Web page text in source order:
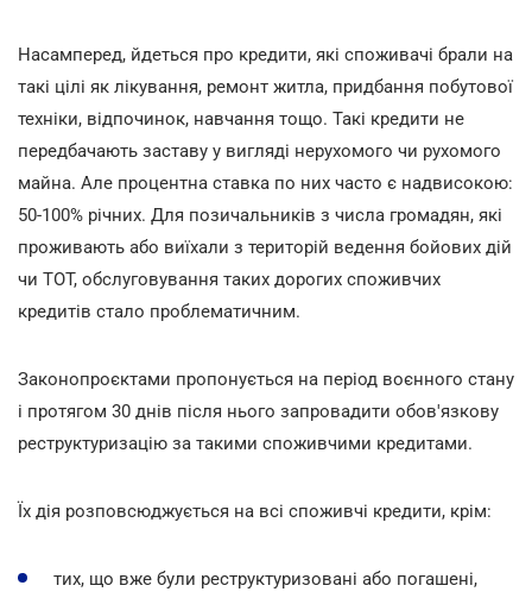
Насамперед, йдеться про кредити, які споживачі брали на
такі цілі як лікування, ремонт житла, придбання побутової
техніки, відпочинок, навчання тощо. Такі кредити не
передбачають заставу у вигляді нерухомого чи рухомого
майна. Але процентна ставка по них часто є надвисокою:
50-100% річних. Для позичальників з числа громадян, які
проживають або виїхали з територій ведення бойових дій
чи ТОТ, обслуговування таких дорогих споживчих
кредитів стало проблематичним.
Законопроєктами пропонується на період воєнного стану
і протягом 30 днів після нього запровадити обов'язкову
реструктуризацію за такими споживчими кредитами.
Їх дія розповсюджується на всі споживчі кредити, крім:
тих, що вже були реструктуризовані або погашені,